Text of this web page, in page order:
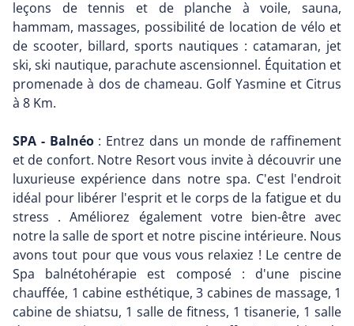
leçons de tennis et de planche à voile, sauna,
hammam, massages, possibilité de location de vélo et
de scooter, billard, sports nautiques : catamaran, jet
ski, ski nautique, parachute ascensionnel. Équitation et
promenade à dos de chameau. Golf Yasmine et Citrus
à 8 Km.
SPA - Balnéo : Entrez dans un monde de raffinement
et de confort. Notre Resort vous invite à découvrir une
luxurieuse expérience dans notre spa. C'est l'endroit
idéal pour libérer l'esprit et le corps de la fatigue et du
stress . Améliorez également votre bien-être avec
notre la salle de sport et notre piscine intérieure. Nous
avons tout pour que vous vous relaxiez ! Le centre de
Spa balnétohérapie est composé : d'une piscine
chauffée, 1 cabine esthétique, 3 cabines de massage, 1
cabine de shiatsu, 1 salle de fitness, 1 tisanerie, 1 salle